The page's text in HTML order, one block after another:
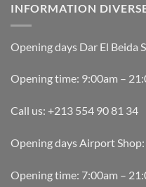
INFORMATION
Opening days Dar El Beida
Opening time: 9:00am –
Call us: +213 554 90 81 34
Opening days Airport
Opening time: 7:00am –